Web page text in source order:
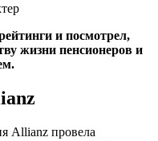
и посмотрел,
жизни пенсионеров и
Allianz провела